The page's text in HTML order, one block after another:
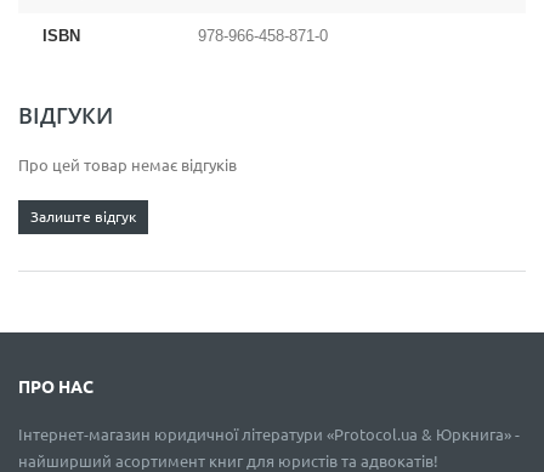
ISBN 978-966-458-871-0
ВІДГУКИ
Про цей товар немає відгуків
Залиште відгук
ПРО НАС
Інтернет-магазин юридичної літератури «Protocol.ua & Юркнига» -
найширший асортимент книг для юристів та адвокатів!